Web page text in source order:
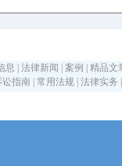
息 法律新闻 案例 精品文
讼指南 常用法规 法律实务